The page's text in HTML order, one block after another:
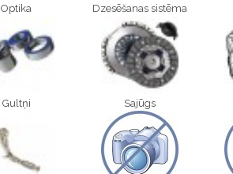
Optika Dzesēšanas sistēma
Gultņi Sajūgs